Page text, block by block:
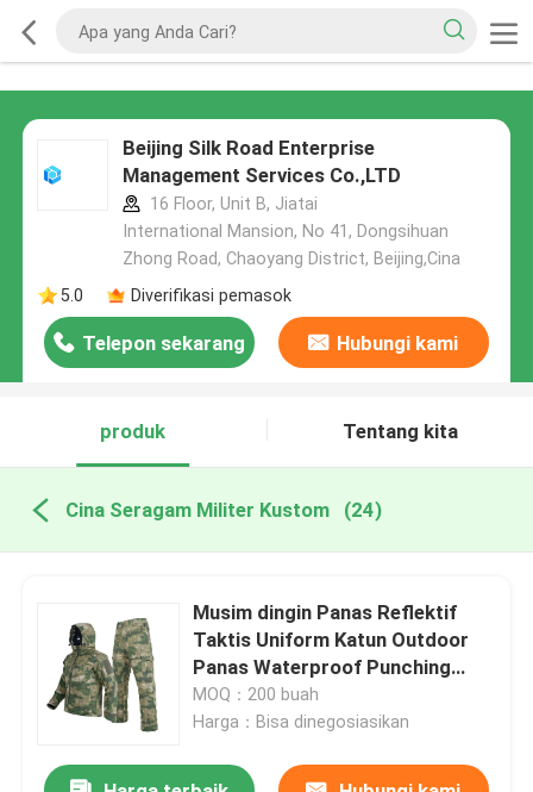
Beijing Silk Road Enterprise
Management Services Co.,LTD
16 Floor, Unit B, Jiatai
International Mansion, No 41, Dongsihuan
Zhong Road, Chaoyang District, Beijing,Cina
5.0
Diverifikasi pemasok
Telepon sekarang Hubungi kami
produk Tentang kita
Cina Seragam Militer Kustom (24)
Musim dingin Panas Reflektif
Taktis Uniform Katun Outdoor
Panas Waterproof Punching
Jaket
MOQ：200 buah
Harga：Bisa dinegosiasikan